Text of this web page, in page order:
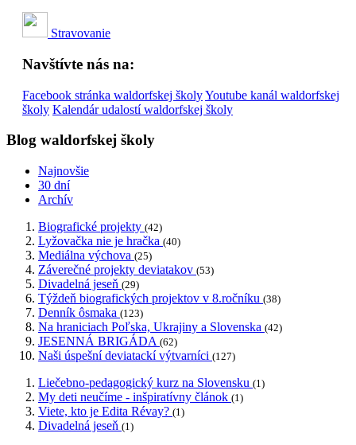
Stravovanie
Navštívte nás na:
Facebook stránka waldorfskej školyYoutube kanál waldorfskej
školy Kalendár udalostí waldorfskej školy
Blog waldorfskej školy
Najnovšie
30 dní
Archív
Biografické projekty (42)
Lyžovačka nie je hračka (40)
Mediálna výchova (25)
Záverečné projekty deviatakov (53)
Divadelná jeseň (29)
Týždeň biografických projektov v 8.ročníku (38)
Denník ôsmaka (123)
Na hraniciach Poľska, Ukrajiny a Slovenska (42)
JESENNÁ BRIGÁDA (62)
Naši úspešní deviatackí výtvarníci (127)
Liečebno-pedagogický kurz na Slovensku (1)
My deti neučíme - inšpiratívny článok (1)
Viete, kto je Edita Révay? (1)
Divadelná jeseň (1)